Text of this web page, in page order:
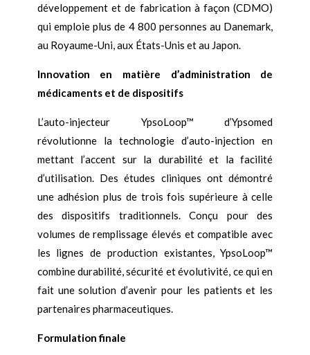
développement et de fabrication à façon (CDMO)
qui emploie plus de 4 800 personnes au Danemark,
au Royaume-Uni, aux États-Unis et au Japon.
Innovation en matière d’administration de
médicaments et de dispositifs
L’auto-injecteur YpsoLoop™ d’Ypsomed
révolutionne la technologie d’auto-injection en
mettant l’accent sur la durabilité et la facilité
d’utilisation. Des études cliniques ont démontré
une adhésion plus de trois fois supérieure à celle
des dispositifs traditionnels. Conçu pour des
volumes de remplissage élevés et compatible avec
les lignes de production existantes, YpsoLoop™
combine durabilité, sécurité et évolutivité, ce qui en
fait une solution d’avenir pour les patients et les
partenaires pharmaceutiques.
Formulation finale